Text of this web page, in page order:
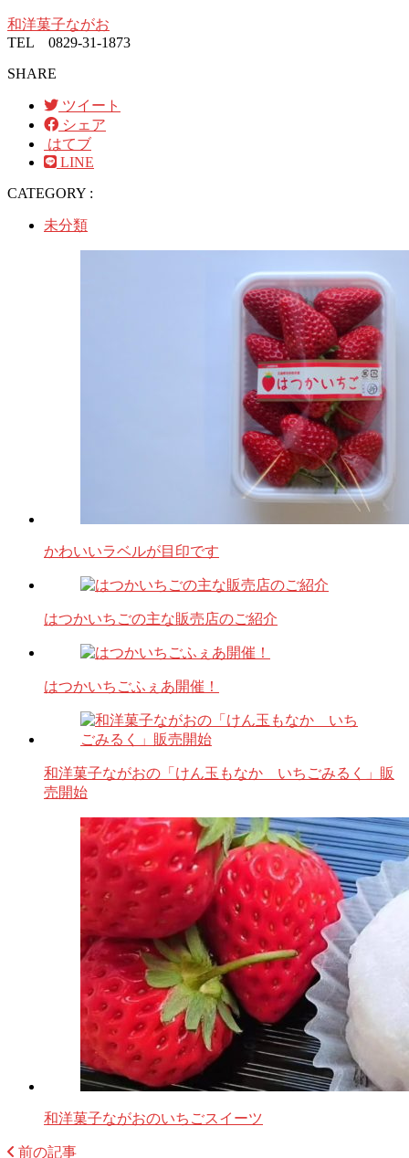
和洋菓子ながお
TEL 0829-31-1873
SHARE
ツイート
シェア
はてブ
LINE
CATEGORY :
未分類
かわいいラベルが目印です
はつかいちごの主な販売店のご紹介
はつかいちごふぇあ開催！
和洋菓子ながおの「けん玉もなか いちごみるく」販
売開始
和洋菓子ながおのいちごスイーツ
前の記事